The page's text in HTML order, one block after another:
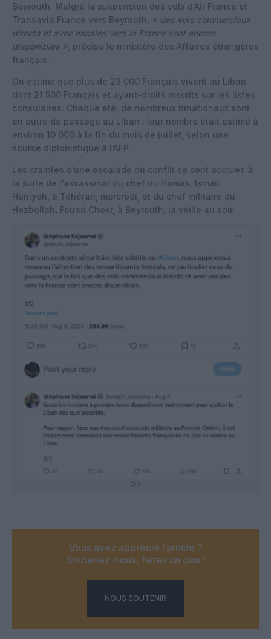
Beyrouth. Malgré la suspension des vols d’Air France et
Transavia France vers Beyrouth,
« des vols commerciaux
directs et avec escales vers la France sont encore
disponibles » , précise le ministère des Affaires étrangères
français.
On estime que plus de 23 000 Français vivent au Liban
dont 21 500 Français et ayant-droits inscrits sur les listes
consulaires. Chaque été, de nombreux binationaux sont
en outre de passage au Liban : leur nombre était estimé à
environ 10 000 à la fin du mois de juillet, selon une
source diplomatique à l’AFP.
Les craintes d’une escalade du conflit se sont accrues à
la suite de l’assassinat du chef du Hamas, Ismail
Haniyeh, à Téhéran, mercredi, et du chef militaire du
Hezbollah, Fouad Chokr, à Beyrouth, la veille au soir.
©X
Vous avez apprécié l’article ?
Soutenez-nous, faites un don !
NOUS SOUTENIR